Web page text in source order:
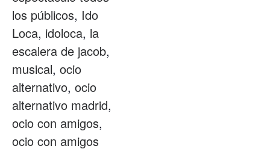
los públicos, Ido
Loca, idoloca, la
escalera de jacob,
musical, ocio
alternativo, ocio
alternativo madrid,
ocio con amigos,
ocio con amigos